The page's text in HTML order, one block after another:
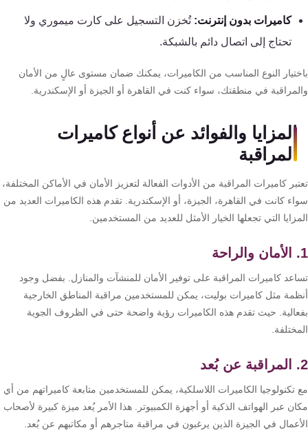
كاميرات بدون إنترنت:تُخزن التسجيل على كارت ميموري ولا
تحتاج إلى اتصال دائم بالشبكة.
النوع المناسب من الكاميرات، يمكنك ضمان مستوى عالٍ من الأمان
في منطقتك، سواء كنت في القاهرة أو الجيزة أو الإسكندرية.
المزايا والفوائد عن أنواع كاميرات
المراقبة
كاميرات المراقبة من الأدوات الفعالة لتعزيز الأمان في الأماكن المختلفة،
كانت في القاهرة، الجيزة، أو الإسكندرية. تقدم هذه الكاميرات العديد من
التي تجعلها الخيار الأمثل للعديد من المستخدمين.
كاميرات المراقبة على توفير الأمان للمنشآت والمنازل. بفضل وجود
مثل كاميرات بوليت، يمكن للمستخدمين مراقبة المناطق الخارجية
حيث تقدم هذه الكاميرات رؤية واضحة حتى في الظروف الجوية
تكنولوجيا الكاميرات اللاسلكية، يمكن للمستخدمين متابعة كاميراتهم من أي
عبر الهواتف الذكية أو أجهزة الكمبيوتر. هذا الأمر يُعد ميزة كبيرة لأصحاب
في الجيزة الذين يرغبون في مراقبة متاجرهم أو مكاتبهم عن بُعد.
الحريق
أكسيس
كنترول